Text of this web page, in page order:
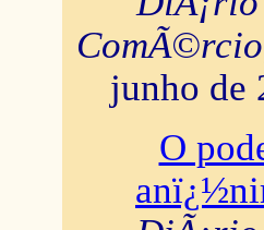
ComÃ©rcio
junho de
O